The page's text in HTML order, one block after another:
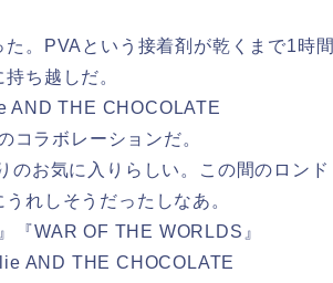
。PVAという接着剤が乾くまで1時間
ち越しだ。
AND THE CHOCOLATE
コラボレーションだ。
のお気に入りらしい。この間のロンド
れしそうだったしなあ。
『WAR OF THE WORLDS』
AND THE CHOCOLATE